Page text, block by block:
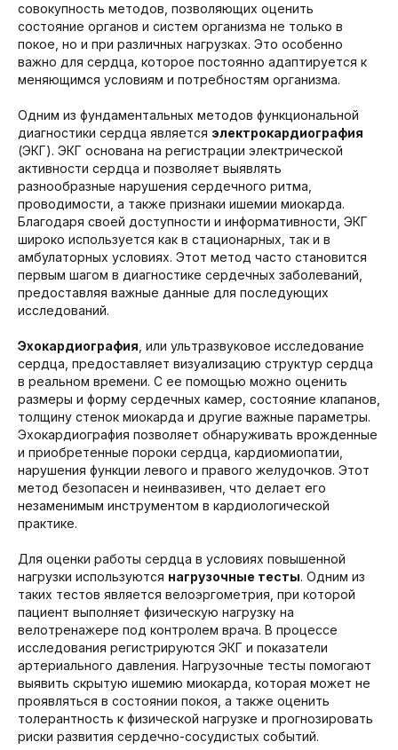
совокупность методов, позволяющих оценить
состояние органов и систем организма не только в
покое, но и при различных нагрузках. Это особенно
важно для сердца, которое постоянно адаптируется к
меняющимся условиям и потребностям организма.
Одним из фундаментальных методов функциональной
диагностики сердца является электрокардиография
(ЭКГ). ЭКГ основана на регистрации электрической
активности сердца и позволяет выявлять
разнообразные нарушения сердечного ритма,
проводимости, а также признаки ишемии миокарда.
Благодаря своей доступности и информативности, ЭКГ
широко используется как в стационарных, так и в
амбулаторных условиях. Этот метод часто становится
первым шагом в диагностике сердечных заболеваний,
предоставляя важные данные для последующих
исследований.
Эхокардиография , или ультразвуковое исследование
сердца, предоставляет визуализацию структур сердца
в реальном времени. С ее помощью можно оценить
размеры и форму сердечных камер, состояние клапанов,
толщину стенок миокарда и другие важные параметры.
Эхокардиография позволяет обнаруживать врожденные
и приобретенные пороки сердца, кардиомиопатии,
нарушения функции левого и правого желудочков. Этот
метод безопасен и неинвазивен, что делает его
незаменимым инструментом в кардиологической
практике.
Для оценки работы сердца в условиях повышенной
нагрузки используются нагрузочные тесты. Одним из
таких тестов является велоэргометрия, при которой
пациент выполняет физическую нагрузку на
велотренажере под контролем врача. В процессе
исследования регистрируются ЭКГ и показатели
артериального давления. Нагрузочные тесты помогают
выявить скрытую ишемию миокарда, которая может не
проявляться в состоянии покоя, а также оценить
толерантность к физической нагрузке и прогнозировать
риски развития сердечно-сосудистых событий.